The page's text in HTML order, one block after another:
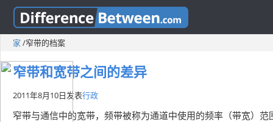
家 /窄带的档案
窄带和宽带之间的差异
2011年8月10日发表行政
窄带与通信中的宽带，频带被称为通道中使用的频率（带宽）